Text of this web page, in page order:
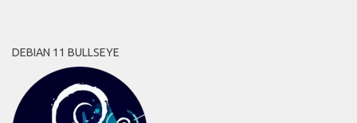
DEBIAN 11 BULLSEYE